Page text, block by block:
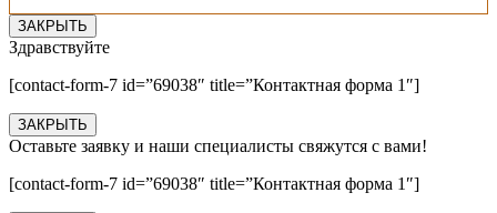
ЗАКРЫТЬ
Здравствуйте
[contact-form-7 id=”69038″ title=”Контактная форма 1″]
ЗАКРЫТЬ
Оставьте заявку и наши специалисты свяжутся с вами!
[contact-form-7 id=”69038″ title=”Контактная форма 1″]